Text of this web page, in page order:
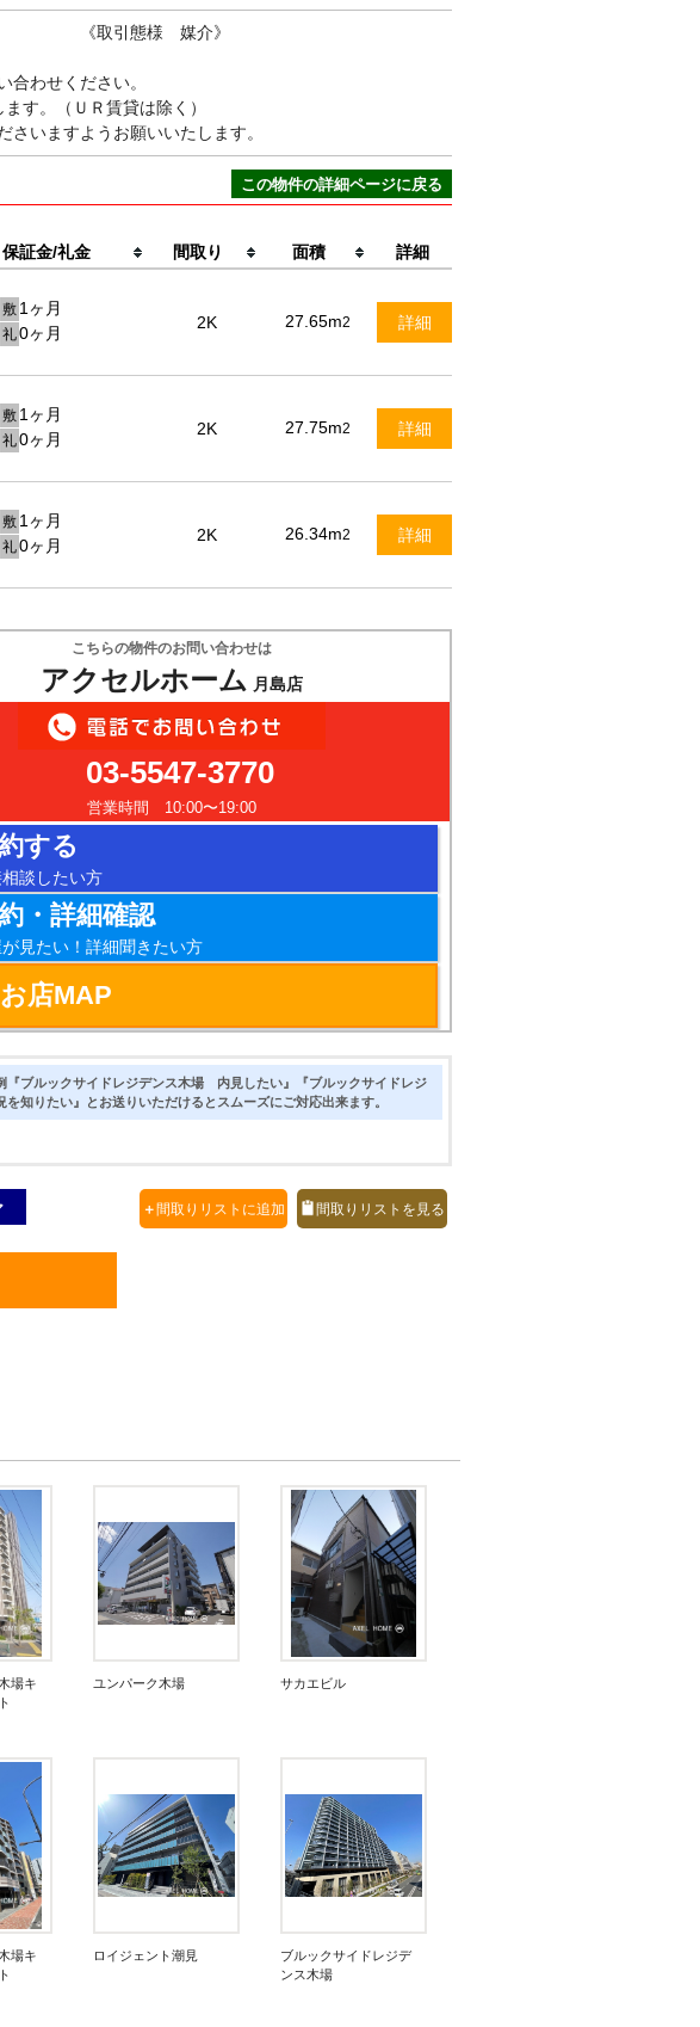
。 《取引態様 媒介》
わせください。
す。（ＵＲ賃貸は除く）
いますようお願いいたします。
この物件の詳細ページに戻る
証金/礼金 間取り 面積 詳細
敷 1ヶ月
礼 0ヶ月
2K 27.65m2 詳細
敷 1ヶ月
礼 0ヶ月
2K 27.75m2 詳細
敷 1ヶ月
礼 0ヶ月
2K 26.34m2 詳細
こちらの物件のお問い合わせは
アクセルホーム 月島店
03-5547-3770
営業時間 10:00〜19:00
する
談したい方
・詳細確認
見たい！詳細聞きたい方
お店MAP
『ブルックサイドレジデンス木場 内見したい』『ブルックサイドレジ
知りたい』とお送りいただけるとスムーズにご対応出来ます。
＋間取りリストに追加 間取りリストを見る
場キ
ユンパーク木場 サカエビル
場キ
ロイジェント潮見
ブルックサイドレジデ
ンス木場